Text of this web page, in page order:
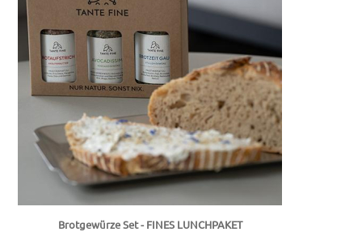
Brotgewürze Set - FINES LUNCHPAKET